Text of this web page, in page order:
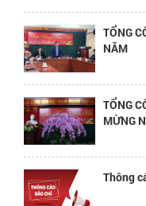
TỔNG
NĂM
TỔNG
MỪNG
Thông